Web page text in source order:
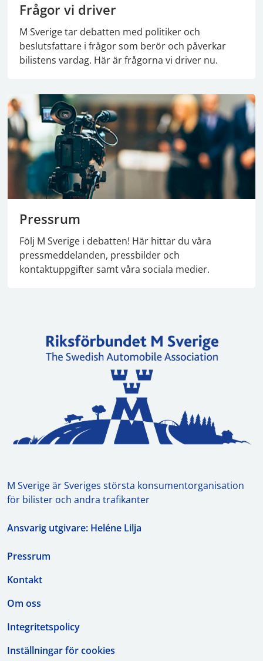
Frågor vi driver
M Sverige tar debatten med politiker och
beslutsfattare i frågor som berör och påverkar
bilistens vardag. Här är frågorna vi driver nu.
Pressrum
Följ M Sverige i debatten! Här hittar du våra
pressmeddelanden, pressbilder och
kontaktuppgifter samt våra sociala medier.
M Sverige är Sveriges största konsumentorganisation
för bilister och andra trafikanter
Ansvarig utgivare: Heléne Lilja
Pressrum
Kontakt
Om oss
Integritetspolicy
Inställningar för cookies